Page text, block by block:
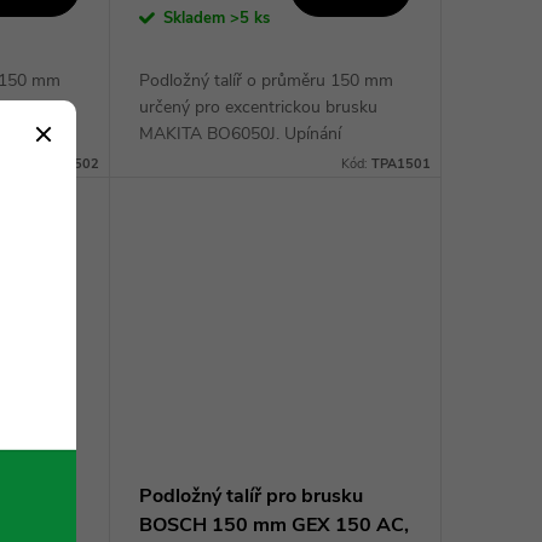
mm
zip.
TPA1502
Skladem >5 ks
Podložný talíř o průměru 150 mm
určený pro excentrickou brusku
MAKITA BO6050J. Upínání
brusných kotoučů na suchý zip.
Kód: TPA1501
Podložný talíř pro brusku
BOSCH 150 mm GEX 150 AC,